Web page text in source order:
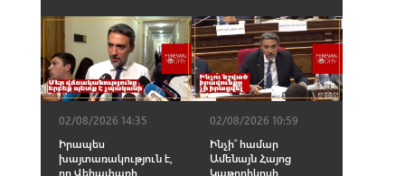
02/08/2026 14:35
Իրապես
խայտառակություն է,
որ Վեհափառի
02/08/2026 10:59
Ինչի՞ համար
Ամենայն Հայոց
Կաթողիկոսի